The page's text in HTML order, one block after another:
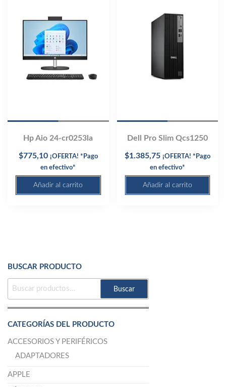
Hp Aio 24-cr0253la
$775,10 ¡OFERTA! *Pago
en efectivo*
Añadir al carrito
Dell Pro Slim Qcs1250
$1.385,75 ¡OFERTA! *Pago
en efectivo*
Añadir al carrito
BUSCAR PRODUCTO
BUSCAR
Buscar
CATEGORÍAS DEL PRODUCTO
ACCESORIOS Y PERIFÉRICOS
ADAPTADORES
APPLE